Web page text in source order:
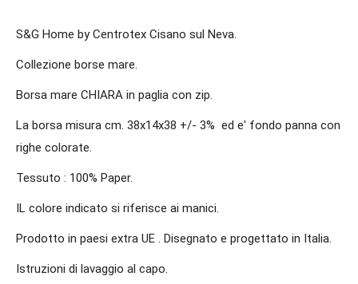
S&G Home by Centrotex Cisano sul Neva.
Collezione borse mare.
Borsa mare CHIARA in paglia con zip.
La borsa misura cm. 38x14x38 +/- 3% ed e' fondo panna con
righe colorate.
Tessuto : 100% Paper.
IL colore indicato si riferisce ai manici.
Prodotto in paesi extra UE . Disegnato e progettato in Italia.
Istruzioni di lavaggio al capo.